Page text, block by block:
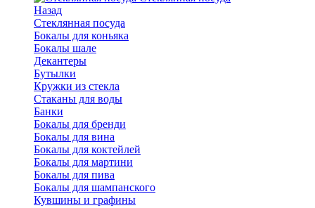
Назад
Стеклянная посуда
Бокалы для коньяка
Бокалы шале
Декантеры
Бутылки
Кружки из стекла
Стаканы для воды
Банки
Бокалы для бренди
Бокалы для вина
Бокалы для коктейлей
Бокалы для мартини
Бокалы для пива
Бокалы для шампанского
Кувшины и графины